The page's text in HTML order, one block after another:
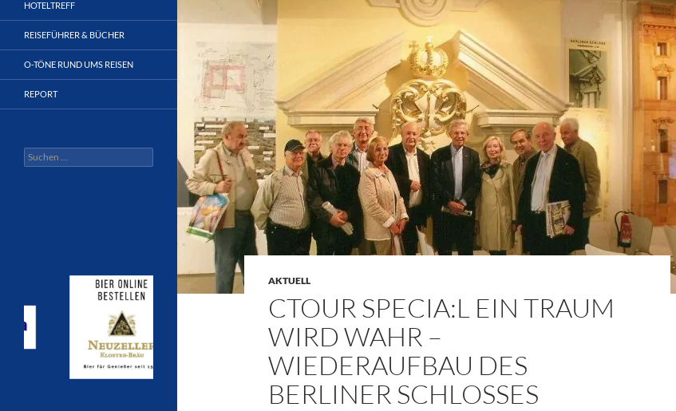
AKTUELL
CTOUR SPECIA:L EIN TRAUM
WIRD WAHR –
WIEDERAUFBAU DES
BERLINER SCHLOSSES
HOTELTREFF
REISEFÜHRER & BÜCHER
O-TÖNE RUND UMS REISEN
REPORT
Suchen
nach: